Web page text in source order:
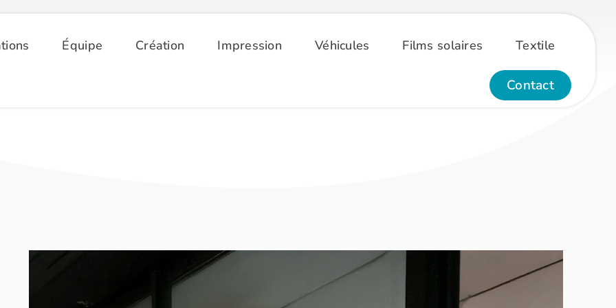
Équipe Création Impression Véhicules Films solaires Textile
Contact